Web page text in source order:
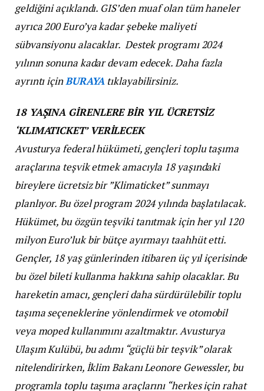
geldiğini açıklandı. GIS’den muaf olan tüm haneler
ayrıca 200 Euro’ya kadar şebeke maliyeti
sübvansiyonu alacaklar. Destek programı 2024
yılının sonuna kadar devam edecek.Daha fazla
ayrıntı içinBURAYAtıklayabilirsiniz.
18 YAŞINA GİRENLERE BİR YIL ÜCRETSİZ
‘KLIMATICKET’ VERİLECEK
Avusturya federal hükümeti, gençleri toplu taşıma
araçlarına teşvik etmek amacıyla 18 yaşındaki
bireylere ücretsiz bir ”Klimaticket” sunmayı
planlıyor. Bu özel program 2024 yılında başlatılacak.
Hükümet, bu özgün teşviki tanıtmak için her yıl 120
milyon Euro’luk bir bütçe ayırmayı taahhüt etti.
Gençler, 18 yaş günlerinden itibaren üç yıl içerisinde
bu özel bileti kullanma hakkına sahip olacaklar. Bu
hareketin amacı, gençleri daha sürdürülebilir toplu
taşıma seçeneklerine yönlendirmek ve otomobil
veya moped kullanımını azaltmaktır. Avusturya
Ulaşım Kulübü, bu adımı “güçlü bir teşvik” olarak
nitelendirirken, İklim Bakanı Leonore Gewessler, bu
programla toplu taşıma araçlarını “herkes için rahat